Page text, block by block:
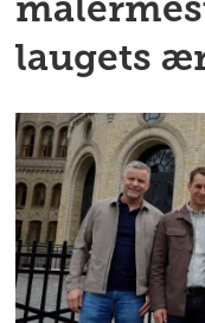
laugets